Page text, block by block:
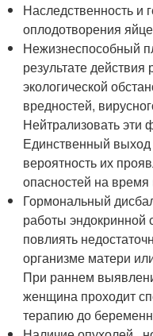
Наследственность и
оплодотворения
Нежизнеспособный
результате
экологической
вредностей,
Нейтрализовать эти
Единственный выход
вероятность их
опасностей на
Гормональный
работы
повлиять
организме матери
При раннем
женщина проходит
терапию до